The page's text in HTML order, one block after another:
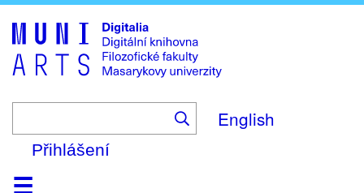
to
main
content
English
Přihlášení